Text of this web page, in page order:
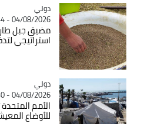
Catégorie
دولي
04/08/2026 - 19:44
مضيق جبل
استراتيجي
Catégorie
دولي
04/08/2026 - 09:30
الأمم
للأوضاع